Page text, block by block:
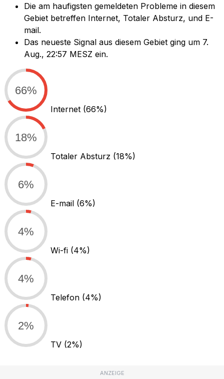
Die am haufigsten gemeldeten Probleme in diesem
Gebiet betreffen Internet, Totaler Absturz, und E-
mail.
Das neueste Signal aus diesem Gebiet ging um 7.
Aug., 22:57 MESZ ein.
66%
Internet (66%)
18%
Totaler Absturz (18%)
6%
E-mail (6%)
4%
Wi-fi (4%)
4%
Telefon (4%)
2%
TV (2%)
ANZEIGE